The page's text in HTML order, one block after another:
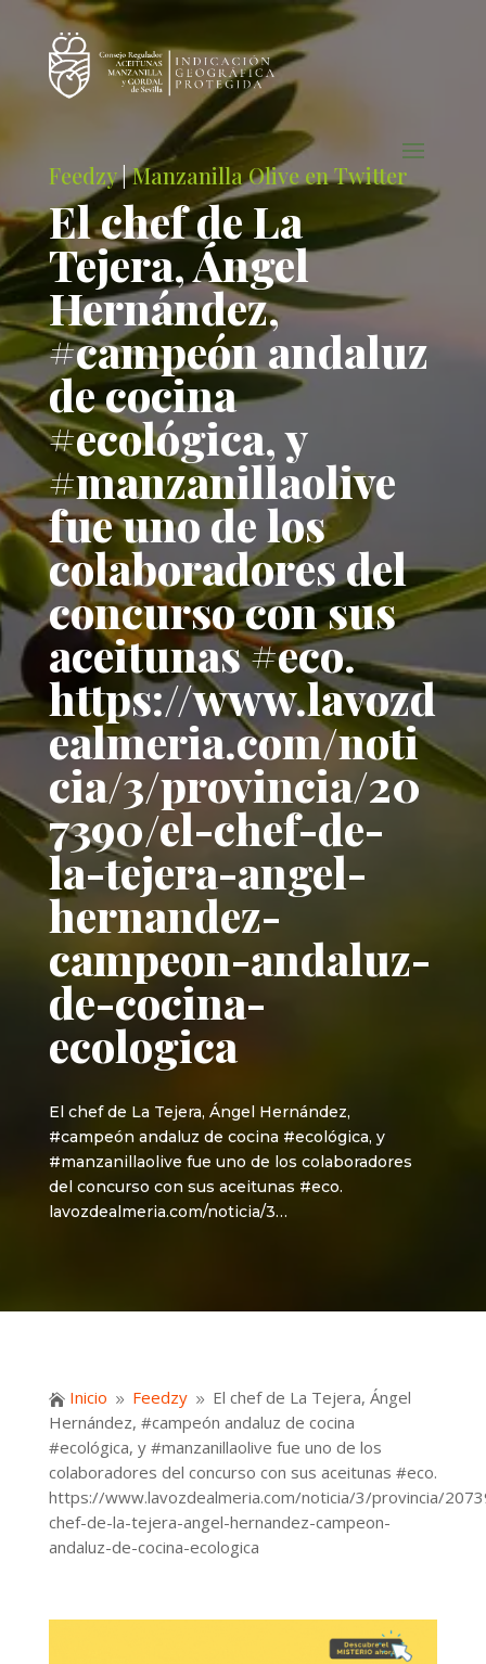
Feedzy|Manzanilla Olive en Twitter
El chef de La
Tejera, Ángel
Hernández,
#campeón andaluz
de cocina
#ecológica, y
#manzanillaolive
fue uno de los
colaboradores del
concurso con sus
aceitunas #eco.
https://www.lavozd
ealmeria.com/noti
cia/3/provincia/20
7390/el-chef-de-
la-tejera-angel-
hernandez-
campeon-andaluz-
de-cocina-
ecologica
El chef de La Tejera, Ángel Hernández,
#campeón andaluz de cocina #ecológica, y
#manzanillaolive fue uno de los colaboradores
del concurso con sus aceitunas #eco.
lavozdealmeria.com/noticia/3…
 Inicio 9 Feedzy 9 El chef de La Tejera, Ángel
Hernández, #campeón andaluz de cocina
#ecológica, y #manzanillaolive fue uno de los
colaboradores del concurso con sus aceitunas #eco.
https://www.lavozdealmeria.com/noticia/3/provincia/
chef-de-la-tejera-angel-hernandez-campeon-
andaluz-de-cocina-ecologica